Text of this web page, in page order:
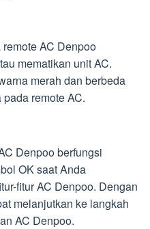
AC Denpoo
mematikan unit AC.
merah dan berbeda
remote AC.
Denpoo berfungsi
OK saat Anda
fitur AC Denpoo. Dengan
melanjutkan ke langkah
AC Denpoo.